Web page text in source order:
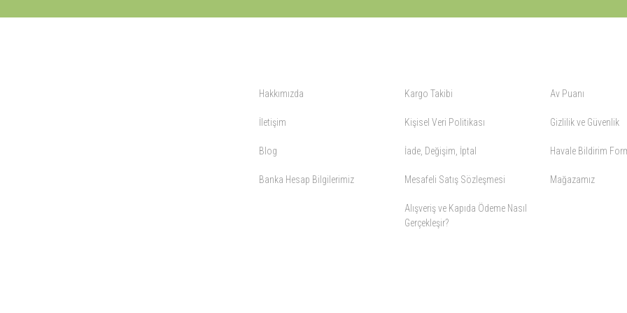
Hakkımızda
İletişim
Blog
Banka Hesap Bilgilerimiz
Kargo Takibi
Kişisel Veri Politikası
İade, Değişim, İptal
Mesafeli Satış Sözleşmesi
Alışveriş ve Kapıda Ödeme Nasıl
Gerçekleşir?
Av Puanı
Gizlilik ve Güvenlik
Havale Bildirim
Mağazamız